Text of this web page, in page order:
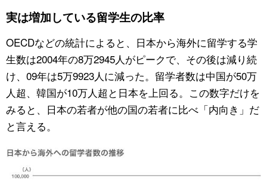
実は増加している留学生の比率
OECDなどの統計によると、日本から海外に留学する学
生数は2004年の8万2945人がピークで、その後は減り続
け、09年は5万9923人に減った。留学者数は中国が50万
人超、韓国が10万人超と日本を上回る。この数字だけを
みると、日本の若者が他の国の若者に比べ「内向き」だ
と言える。